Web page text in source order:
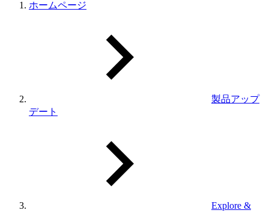
ホームページ
製品アップ
デート
Explore &